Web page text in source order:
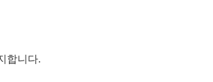
합니다.